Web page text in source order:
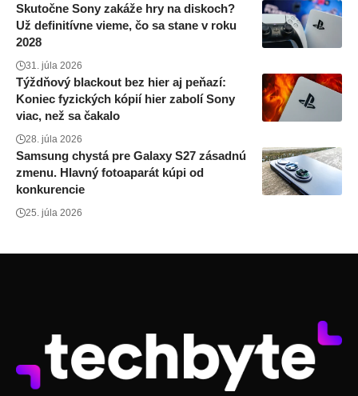
Skutočne Sony zakáže hry na diskoch?
Už definitívne vieme, čo sa stane v roku
2028
31. júla 2026
Týždňový blackout bez hier aj peňazí:
Koniec fyzických kópií hier zabolí Sony
viac, než sa čakalo
28. júla 2026
Samsung chystá pre Galaxy S27 zásadnú
zmenu. Hlavný fotoaparát kúpi od
konkurencie
25. júla 2026